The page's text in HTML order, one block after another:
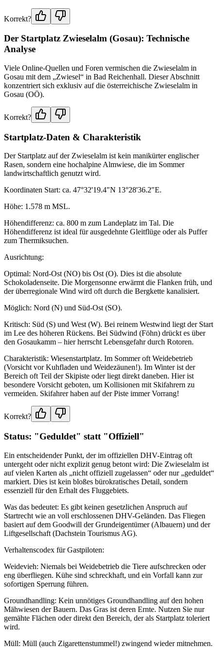
Korrekt?
Der Startplatz Zwieselalm (Gosau): Technische
Analyse
Viele Online-Quellen und Foren vermischen die Zwieselalm in
Gosau mit dem „Zwiesel“ in Bad Reichenhall. Dieser Abschnitt
konzentriert sich exklusiv auf die österreichische Zwieselalm in
Gosau (OÖ).
Korrekt?
Startplatz-Daten & Charakteristik
Der Startplatz auf der Zwieselalm ist kein manikürter englischer
Rasen, sondern eine hochalpine Almwiese, die im Sommer
landwirtschaftlich genutzt wird.
Koordinaten Start: ca. 47°32'19.4"N 13°28'36.2"E.
Höhe: 1.578 m MSL.
Höhendifferenz: ca. 800 m zum Landeplatz im Tal. Die
Höhendifferenz ist ideal für ausgedehnte Gleitflüge oder als Puffer
zum Thermiksuchen.
Ausrichtung:
Optimal: Nord-Ost (NO) bis Ost (O). Dies ist die absolute
Schokoladenseite. Die Morgensonne erwärmt die Flanken früh, und
der überregionale Wind wird oft durch die Bergkette kanalisiert.
Möglich: Nord (N) und Süd-Ost (SO).
Kritisch: Süd (S) und West (W). Bei reinem Westwind liegt der Start
im Lee des höheren Rückens. Bei Südwind (Föhn) drückt es über
den Gosaukamm – hier herrscht Lebensgefahr durch Rotoren.
Charakteristik: Wiesenstartplatz. Im Sommer oft Weidebetrieb
(Vorsicht vor Kuhfladen und Weidezäunen!). Im Winter ist der
Bereich oft Teil der Skipiste oder liegt direkt daneben. Hier ist
besondere Vorsicht geboten, um Kollisionen mit Skifahrern zu
vermeiden. Skifahrer haben auf der Piste immer Vorrang!
Korrekt?
Status: "Geduldet" statt "Offiziell"
Ein entscheidender Punkt, der im offiziellen DHV-Eintrag oft
untergeht oder nicht explizit genug betont wird: Die Zwieselalm ist
auf vielen Karten als „nicht offiziell zugelassen“ oder nur „geduldet“
markiert. Dies ist kein bloßes bürokratisches Detail, sondern
essenziell für den Erhalt des Fluggebiets.
Was das bedeutet: Es gibt keinen gesetzlichen Anspruch auf
Startrecht wie an voll erschlossenen DHV-Geländen. Das Fliegen
basiert auf dem Goodwill der Grundeigentümer (Albauern) und der
Liftgesellschaft (Dachstein Tourismus AG).
Verhaltenscodex für Gastpiloten:
Weidevieh: Niemals bei Weidebetrieb die Tiere aufschrecken oder
eng überfliegen. Kühe sind schreckhaft, und ein Vorfall kann zur
sofortigen Sperrung führen.
Groundhandling: Kein unnötiges Groundhandling auf den hohen
Mähwiesen der Bauern. Das Gras ist deren Ernte. Nutzen Sie nur
gemähte Flächen oder direkt den Bereich, der als Startplatz toleriert
wird.
Müll: Müll (auch Zigarettenstummel!) zwingend wieder mitnehmen.